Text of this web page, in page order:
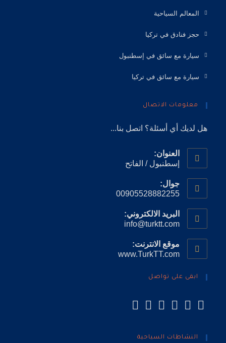
المعالم السياحية
حجز فنادق في تركيا
سيارة مع سائق في إسطنبول
سيارة مع سائق في تركيا
معلومات الاتصال
هل لديك أي أسئلة؟ اتصل بنا...
العنوان:
إسطنبول / الفاتح
جوال:
00905528882255
البريد الالكتروني:
info@turktt.com
موقع الانترنت:
www.TurkTT.com
ابقى على تواصل
النشاطات السياحية